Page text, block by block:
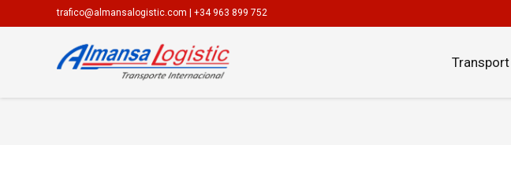
trafico@almansalogistic.com +34 963 899 752
Transport